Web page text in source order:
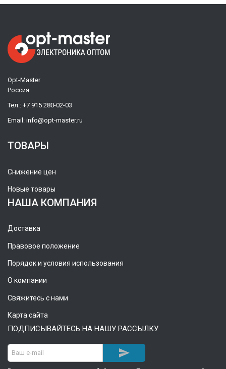
Opt-Master
Россия
Тел.: +7 915 280-02-03
Email: info@opt-master.ru
ТОВАРЫ
Снижение цен
Новые товары
НАША КОМПАНИЯ
Доставка
Правовое положение
Порядок и условия использования
О компании
Свяжитесь с нами
Карта сайта
ПОДПИСЫВАЙТЕСЬ НА НАШУ РАССЫЛКУ
